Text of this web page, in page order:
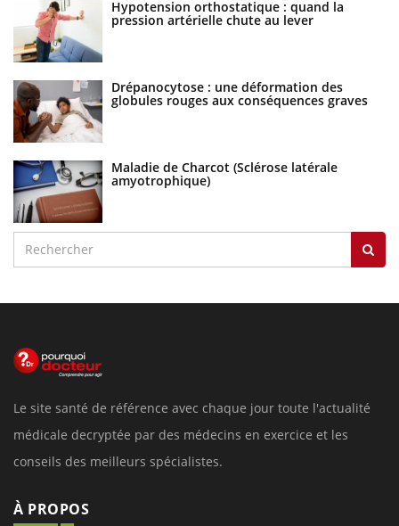
Hypotension orthostatique : quand la
pression artérielle chute au lever
Drépanocytose : une déformation des
globules rouges aux conséquences graves
Maladie de Charcot (Sclérose latérale
amyotrophique)
Le site santé de référence avec chaque jour toute l'actualité
médicale decryptée par des médecins en exercice et les
conseils des meilleurs spécialistes.
À PROPOS